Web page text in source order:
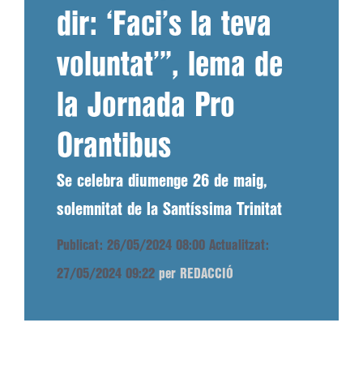
dir: ‘Faci’s la teva
voluntat’”, lema de
la Jornada Pro
Orantibus
Se celebra diumenge 26 de maig,
solemnitat de la Santíssima Trinitat
Publicat: 26/05/2024 08:00 Actualitzat:
27/05/2024 09:22 per REDACCIÓ